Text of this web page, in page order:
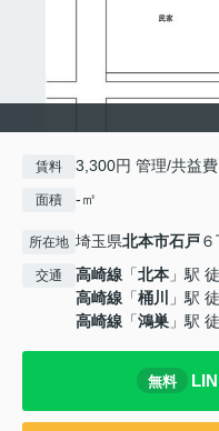
賃料 3,300円 管理/共益
面積 -㎡
所在地 埼玉県北本市石戸
交通 高崎線 「北本 」駅
高崎線 「桶川
」駅
高崎線 「鴻巣 」駅
無料